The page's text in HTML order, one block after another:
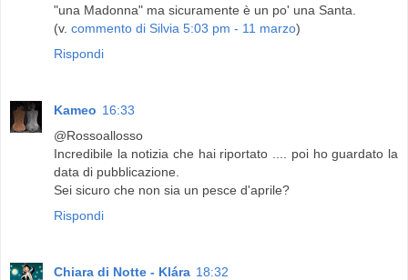
"una Madonna" ma sicuramente è un po' una Santa.
(v. commento di Silvia 5:03 pm - 11 marzo)
Rispondi
Kameo 16:33
@Rossoallosso
Incredibile la notizia che hai riportato .... poi ho guardato la
data di pubblicazione.
Sei sicuro che non sia un pesce d'aprile?
Rispondi
Chiara di Notte - Klára 18:32